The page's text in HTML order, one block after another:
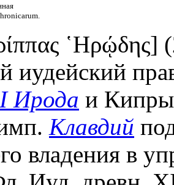
иудейский
Ирода и
Клавдий
владения в